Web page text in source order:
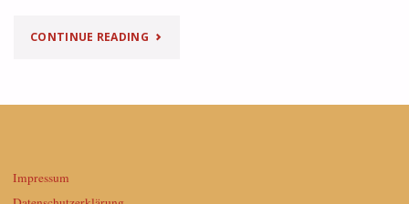
CONTINUE READING"GUT
REICHT
Impressum